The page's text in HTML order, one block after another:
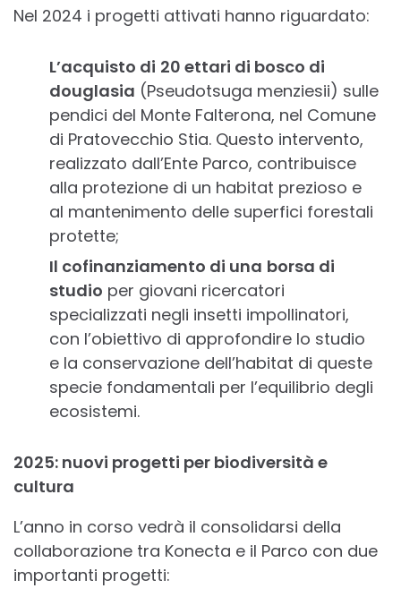
Nel 2024 i progetti attivati hanno riguardato:
L’acquisto di 20 ettari di bosco di
douglasia (Pseudotsuga menziesii) sulle
pendici del Monte Falterona, nel Comune
di Pratovecchio Stia. Questo intervento,
realizzato dall’Ente Parco, contribuisce
alla protezione di un habitat prezioso e
al mantenimento delle superfici forestali
protette;
Il cofinanziamento di una borsa di
studio per giovani ricercatori
specializzati negli insetti impollinatori,
con l’obiettivo di approfondire lo studio
e la conservazione dell’habitat di queste
specie fondamentali per l’equilibrio degli
ecosistemi.
2025: nuovi progetti per biodiversità e
cultura
L’anno in corso vedrà il consolidarsi della
collaborazione tra Konecta e il Parco con due
importanti progetti: